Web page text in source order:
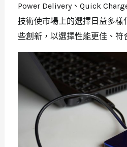
Power Delivery、Quick
技術使市場上的選擇日益多樣
些創新，以選擇性能更佳、符